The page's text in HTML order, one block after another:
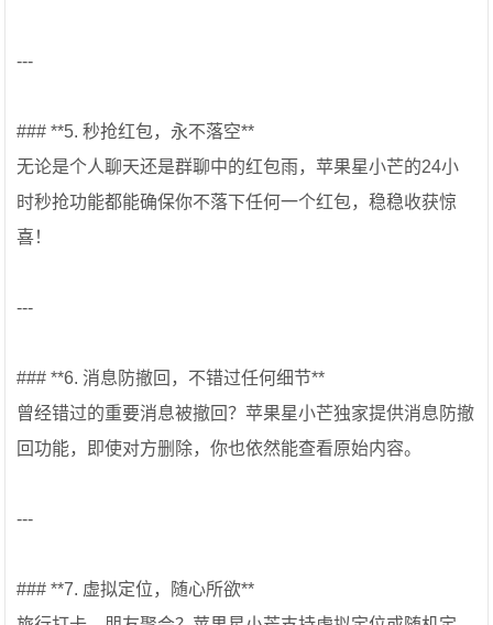
---
### **5. 秒抢红包，永不落空**
无论是个人聊天还是群聊中的红包雨，苹果星小芒的24小
时秒抢功能都能确保你不落下任何一个红包，稳稳收获惊
喜！
---
### **6. 消息防撤回，不错过任何细节**
曾经错过的重要消息被撤回？苹果星小芒独家提供消息防撤
回功能，即使对方删除，你也依然能查看原始内容。
---
### **7. 虚拟定位，随心所欲**